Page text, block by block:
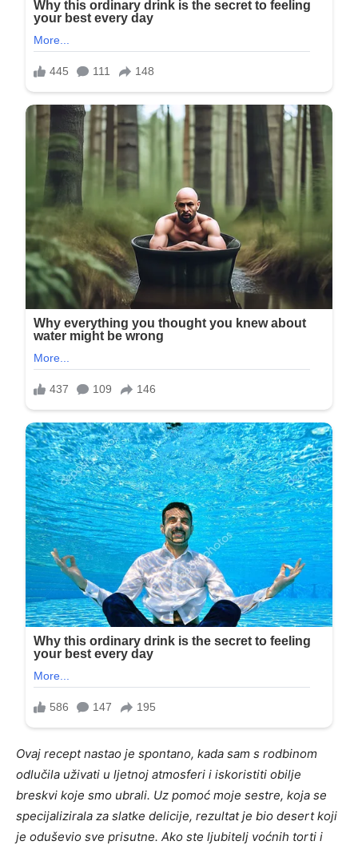
Ovaj recept nastao je spontano, kada sam s rodbinom
odlučila uživati u ljetnoj atmosferi i iskoristiti obilje
breskvi koje smo ubrali. Uz pomoć moje sestre, koja se
specijalizirala za slatke delicije, rezultat je bio desert koji
je oduševio sve prisutne. Ako ste ljubitelj voćnih torti i